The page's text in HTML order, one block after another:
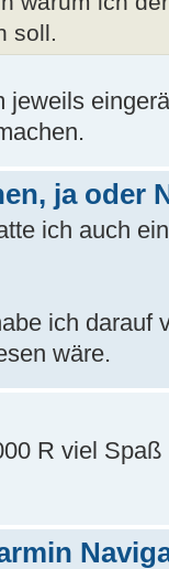
soll.
jeweils
ja oder
ich auch
ich darauf
wäre.
R viel